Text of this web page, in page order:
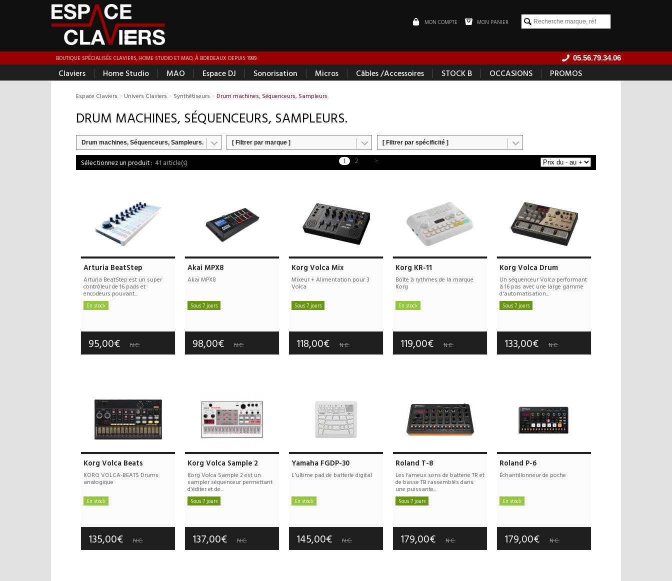
MON PANIER
MON COMPTE
05.56.79.34.06
BOUTIQUE SPÉCIALISÉE CLAVIERS, HOME STUDIO ET MAO, À BORDEAUX DEPUIS 1989.
Claviers | Home Studio | MAO | Espace DJ | Sonorisation | Micros | Câbles /Accessoires | STOCK B | OCCASIONS | PROMOS
Espace Claviers > Univers Claviers > Synthétiseurs > Drum machines, Séquenceurs, Sampleurs.
DRUM MACHINES, SÉQUENCEURS, SAMPLEURS.
Drum machines, Séquenceurs, Sampleurs. [ Filtrer par marque ] [ Filtrer par spécificité ]
41 article(s) 1 2 >
Arturia BeatStep
Arturia BeatStep est un super
contrôleur de 16 pads et
encodeurs pouvant...
En stock
Garantie :3 an(s)
95,00€ N.C.
Akai MPX8
Akai MPX8
Sous 7 jours
Garantie :3 an(s)
98,00€ N.C.
Korg Volca Mix
Mixeur + Alimentation pour 3
Volca
Sous 7 jours
Garantie :3 an(s)
118,00€ N.C.
Korg KR-11
Boîte à rythmes de la marque
Korg
En stock
Garantie :3 an(s)
119,00€ N.C.
Korg Volca Drum
Un séquenceur Volca performant
à 16 pas avec une large gamme
d'automatisation...
Sous 7 jours
Garantie :3 an(s)
133,00€ N.C.
Korg Volca Beats
KORG VOLCA-BEATS Drums
analogique
En stock
Garantie :3 an(s)
135,00€ N.C.
Korg Volca Sample 2
Korg Volca Sample 2 est un
sampler séquenceur permettant
d'éditer et de...
Sous 7 jours
Garantie :3 an(s)
137,00€ N.C.
Yamaha FGDP-30
L'ultime pad de batterie digital
En stock
Garantie :3 an(s)
145,00€ N.C.
Roland T-8
Les fameux sons de batterie TR et
de basse TB rassemblés dans
une puissante...
Sous 7 jours
Garantie :3 an(s)
179,00€ N.C.
Roland P-6
Échantillonneur de poche
En stock
Garantie :3 an(s)
179,00€ N.C.